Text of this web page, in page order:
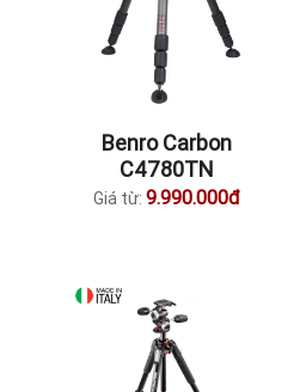
Benro Carbon
C4780TN
Giá từ: 9.990.000đ